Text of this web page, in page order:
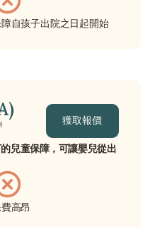
自孩子出院之日起開始
獲取報價
獲取報價
兒童保障，可讓嬰兒從出
高昂